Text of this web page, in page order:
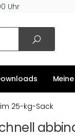
Uhr
25-kg-Sack